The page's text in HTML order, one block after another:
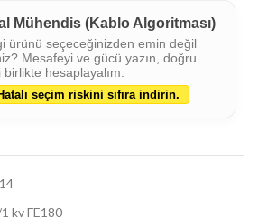
Mühendis (Kablo Algoritması)
ürünü seçeceğinizden emin değil
Mesafeyi ve gücü yazın, doğru
birlikte hesaplayalım.
seçim riskini sıfıra indirin.
kv FE180